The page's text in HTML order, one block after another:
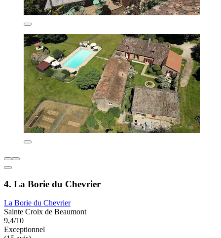
4. La Borie du Chevrier
La Borie du Chevrier
Sainte Croix de Beaumont
9,4/10
Exceptionnel